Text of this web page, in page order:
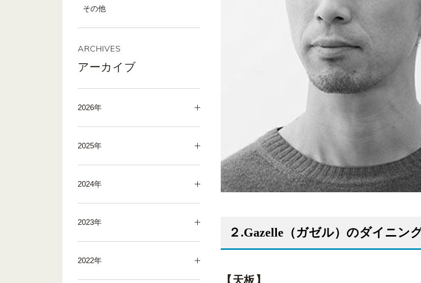
その他
ARCHIVES
アーカイブ
2026年
2025年
2024年
2023年
2022年
２.Gazelle（ガゼル）のダイニン
【天板】